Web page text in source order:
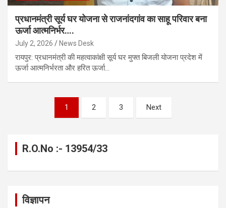
प्रधानमंत्री सूर्य घर योजना से राजनांदगांव का साहू परिवार बना
ऊर्जा आत्मनिर्भर….
July 2, 2026 News Desk
रायपुर: प्रधानमंत्री की महत्वाकांक्षी सूर्य घर मुफ्त बिजली योजना प्रदेश में
ऊर्जा आत्मनिर्भरता और हरित ऊर्जा…
pagination
1 2 3 Next
R.O.No :- 13954/33
विज्ञापन